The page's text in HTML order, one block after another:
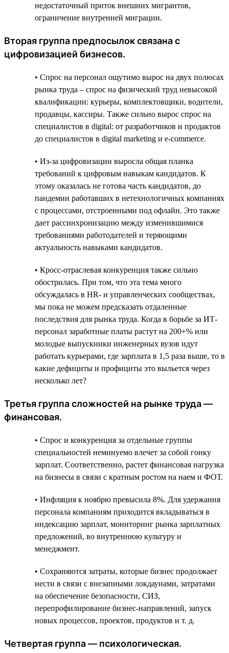
недостаточный приток внешних мигрантов,
ограничение внутренней миграции.
Вторая группа предпосылок связана с
цифровизацией бизнесов.
• Спрос на персонал ощутимо вырос на двух полюсах
рынка труда – спрос на физический труд невысокой
квалификации: курьеры, комплектовщики, водители,
продавцы, кассиры. Также сильно вырос спрос на
специалистов в digital: от разработчиков и продактов
до специалистов в digital marketing и e-commerce.
• Из-за цифровизации выросла общая планка
требований к цифровым навыкам кандидатов. К
этому оказалась не готова часть кандидатов, до
пандемии работавших в нетехнологичных компаниях
с процессами, отстроенными под офлайн. Это также
дает рассинхронизацию между изменившимися
требованиями работодателей и теряющими
актуальность навыками кандидатов.
• Кросс-отраслевая конкуренция также сильно
обострилась. При том, что эта тема много
обсуждалась в HR- и управленческих сообществах,
мы пока не можем предсказать отдаленные
последствия для рынка труда. Когда в борьбе за ИТ-
персонал заработные платы растут на 200+% или
молодые выпускники инженерных вузов идут
работать курьерами, где зарплата в 1,5 раза выше, то в
какие дефициты и профициты это выльется через
несколько лет?
Третья группа сложностей на рынке труда —
финансовая.
• Спрос и конкуренция за отдельные группы
специальностей неминуемо влечет за собой гонку
зарплат. Соответственно, растет финансовая нагрузка
на бизнесы в связи с кратным ростом на наем и ФОТ.
• Инфляция к ноябрю превысила 8%. Для удержания
персонала компаниям приходится вкладываться в
индексацию зарплат, мониторинг рынка зарплатных
предложений, во внутреннюю культуру и
менеджмент.
• Сохраняются затраты, которые бизнес продолжает
нести в связи c внезапными локдаунами, затратами
на обеспечение безопасности, СИЗ,
перепрофилирование бизнес-направлений, запуск
новых процессов, проектов, продуктов и т. д.
Четвертая группа — психологическая.